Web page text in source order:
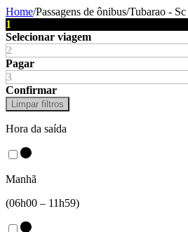
Home/Passagens de ônibus/Tubarao - Sc
1
Selecionar viagem
2
Pagar
3
Confirmar
Limpar filtros
Hora da saída
Manhã
(06h00 – 11h59)